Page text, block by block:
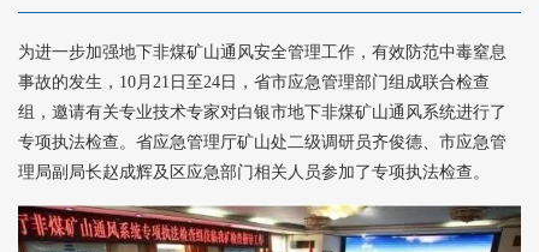
为进一步加强地下非煤矿山通风安全管理工作，有效防范中毒窒息
事故的发生，10月21日至24日，省市应急管理部门组成联合检查
组，邀请有关专业技术专家对白银市地下非煤矿山通风系统进行了
专项执法检查。省应急管理厅矿山处二级调研员齐俊德、市应急管
理局副局长赵成辉及区应急部门相关人员参加了专项执法检查。